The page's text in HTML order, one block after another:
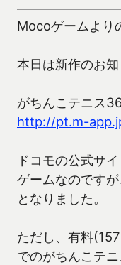
Mocoゲームより
本日は新作のお知
がちんこテニス
http://pt.m-
ドコモの公式サ
ゲームなのです
となりました。
ただし、有料
でのがちんこテ